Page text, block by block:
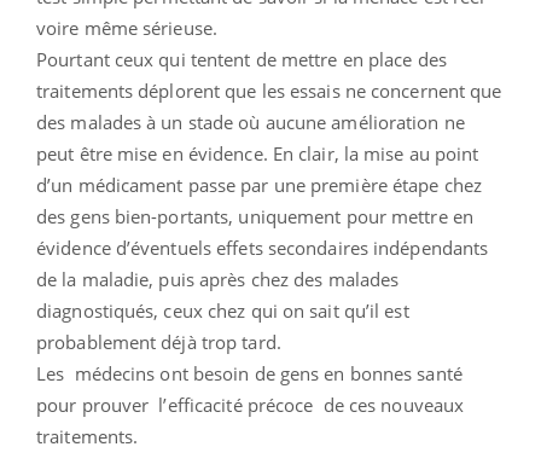
voire même sérieuse.
Pourtant ceux qui tentent de mettre en place des
traitements déplorent que les essais ne concernent que
des malades à un stade où aucune amélioration ne
peut être mise en évidence. En clair, la mise au point
d’un médicament passe par une première étape chez
des gens bien-portants, uniquement pour mettre en
évidence d’éventuels effets secondaires indépendants
de la maladie, puis après chez des malades
diagnostiqués, ceux chez qui on sait qu’il est
probablement déjà trop tard.
Les médecins ont besoin de gens en bonnes santé
pour prouver l’efficacité précoce de ces nouveaux
traitements.